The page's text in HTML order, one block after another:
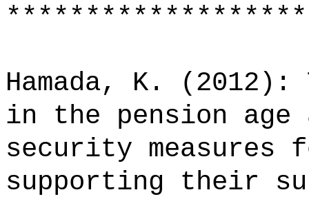
Hamada, K. (2012):
in the pension
security
supporting their